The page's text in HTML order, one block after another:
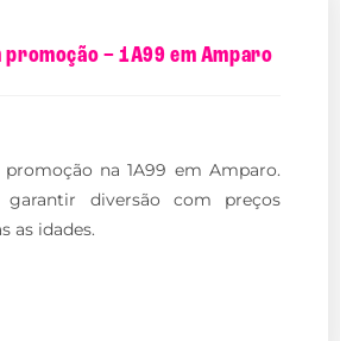
promoção – 1A99 em Amparo
na 1A99 em Amparo.
garantir diversão com preços
as idades.